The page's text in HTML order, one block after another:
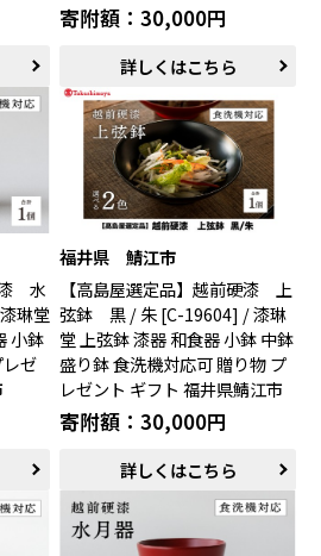
寄附額：30,000円
詳しくはこちら
漆 水
琳堂
小鉢
ゼ
福井県 鯖江市
【高島屋選定品】越前硬漆 上
弦鉢 黒 / 朱 [C-19604] / 漆琳
堂 上弦鉢 漆器 和食器 小鉢 中鉢
盛り鉢 食洗機対応可 贈り物 プ
レゼント ギフト 福井県鯖江市
寄附額：30,000円
詳しくはこちら